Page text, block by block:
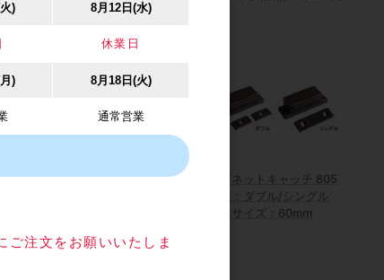
スガツネ工業/ランプ
マグネットキャッチ 805
仕様：ダブル/シングル
本体サイズ：60mm
) 8月12日(水)
休業日
) 8月18日(火)
通常営業
注文をお願いいたしま